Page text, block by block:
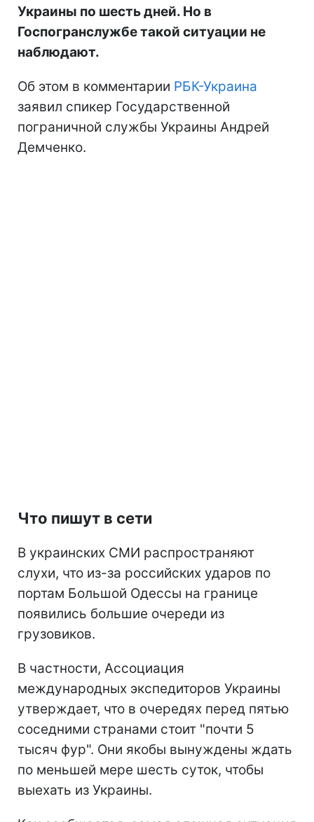
Украины по шесть дней. Но в
Госпогранслужбе такой ситуации не
наблюдают.
Об этом в комментарии РБК-Украина
заявил спикер Государственной
пограничной службы Украины Андрей
Демченко.
Что пишут в сети
В украинских СМИ распространяют
слухи, что из-за российских ударов по
портам Большой Одессы на границе
появились большие очереди из
грузовиков.
В частности, Ассоциация
международных экспедиторов Украины
утверждает, что в очередях перед пятью
соседними странами стоит "почти 5
тысяч фур". Они якобы вынуждены ждать
по меньшей мере шесть суток, чтобы
выехать из Украины.